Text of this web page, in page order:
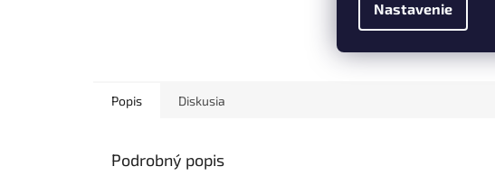
Nastavenie
Popis Diskusia
Podrobný popis